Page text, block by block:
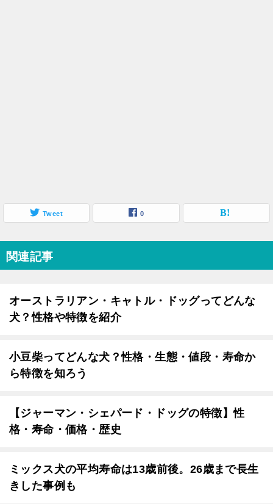
Tweet 0
関連記事
オーストラリアン・キャトル・ドッグってどんな
犬？性格や特徴を紹介
小豆柴ってどんな犬？性格・生態・値段・寿命か
ら特徴を知ろう
【ジャーマン・シェパード・ドッグの特徴】性
格・寿命・価格・歴史
ミックス犬の平均寿命は13歳前後。26歳まで長生
きした事例も